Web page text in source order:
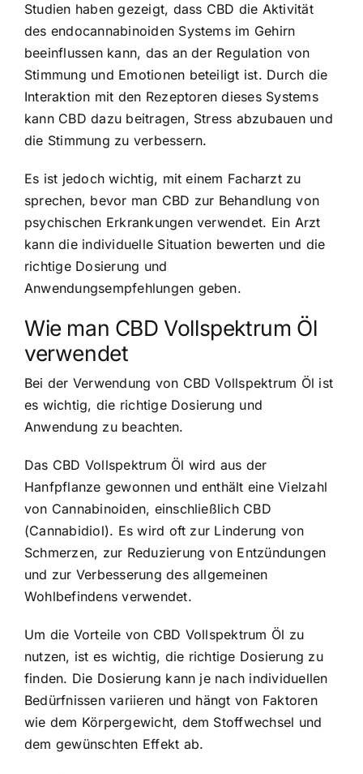
Studien haben gezeigt, dass CBD die Aktivität
des endocannabinoiden Systems im Gehirn
beeinflussen kann, das an der Regulation von
Stimmung und Emotionen beteiligt ist. Durch die
Interaktion mit den Rezeptoren dieses Systems
kann CBD dazu beitragen, Stress abzubauen und
die Stimmung zu verbessern.
Es ist jedoch wichtig, mit einem Facharzt zu
sprechen, bevor man CBD zur Behandlung von
psychischen Erkrankungen verwendet. Ein Arzt
kann die individuelle Situation bewerten und die
richtige Dosierung und
Anwendungsempfehlungen geben.
Wie man CBD Vollspektrum Öl
verwendet
Bei der Verwendung von CBD Vollspektrum Öl ist
es wichtig, die richtige Dosierung und
Anwendung zu beachten.
Das CBD Vollspektrum Öl wird aus der
Hanfpflanze gewonnen und enthält eine Vielzahl
von Cannabinoiden, einschließlich CBD
(Cannabidiol). Es wird oft zur Linderung von
Schmerzen, zur Reduzierung von Entzündungen
und zur Verbesserung des allgemeinen
Wohlbefindens verwendet.
Um die Vorteile von CBD Vollspektrum Öl zu
nutzen, ist es wichtig, die richtige Dosierung zu
finden. Die Dosierung kann je nach individuellen
Bedürfnissen variieren und hängt von Faktoren
wie dem Körpergewicht, dem Stoffwechsel und
dem gewünschten Effekt ab.